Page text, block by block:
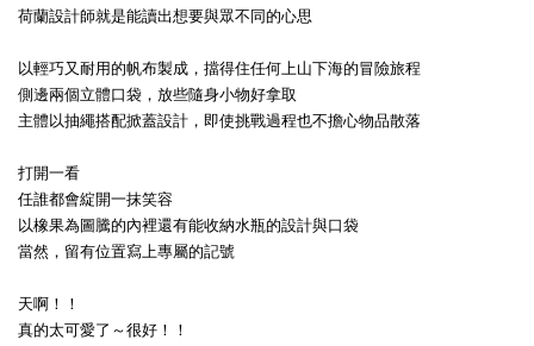
荷蘭設計師就是能讀出想要與眾不同的心思
以輕巧又耐用的帆布製成，擋得住任何上山下海的冒險旅程
側邊兩個立體口袋，放些隨身小物好拿取
主體以抽繩搭配掀蓋設計，即使挑戰過程也不擔心物品散落
打開一看
任誰都會綻開一抹笑容
以橡果為圖騰的內裡還有能收納水瓶的設計與口袋
當然，留有位置寫上專屬的記號
天啊！！
真的太可愛了～很好！！